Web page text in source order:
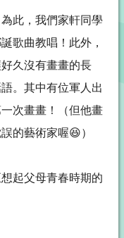
此，我們家軒同學
歌曲教唱！此外，
久沒有畫畫的長
。其中有位軍人出
次畫畫！（但他畫
的藝術家喔😆）
起父母青春時期的